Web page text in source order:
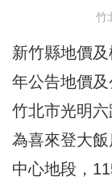
竹
新竹縣地價
年公告地價
竹北市光明
為喜來登大
中心地段，